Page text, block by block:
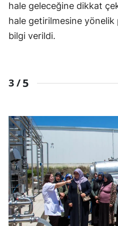
hale geleceğine dikkat
hale getirilmesine yönelik
bilgi verildi.
3 /5